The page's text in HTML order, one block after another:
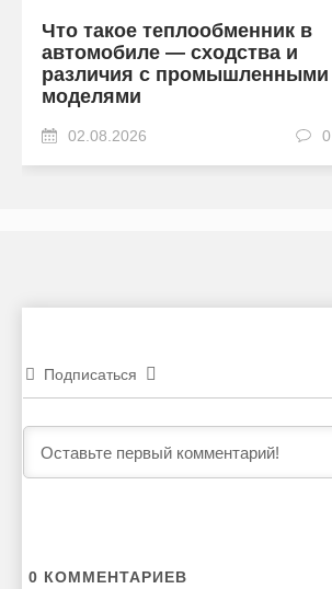
Что такое теплообменник в
автомобиле — сходства и
различия с промышленными
моделями
02.08.2026 0
Подписаться
0 КОММЕНТАРИЕВ